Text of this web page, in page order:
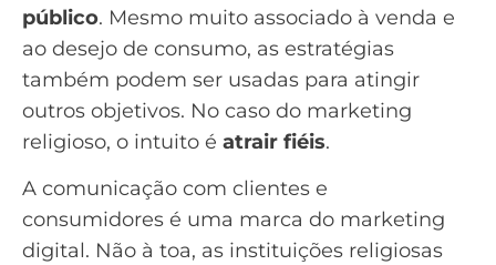
público. Mesmo muito associado à venda e
ao desejo de consumo, as estratégias
também podem ser usadas para atingir
outros objetivos. No caso do marketing
religioso, o intuito é atrair fiéis.
A comunicação com clientes e
consumidores é uma marca do marketing
digital. Não à toa, as instituições religiosas